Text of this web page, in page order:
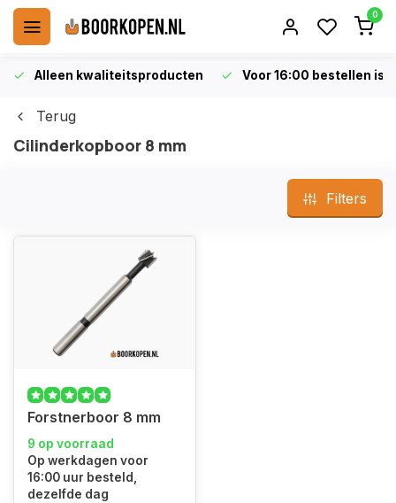
0
Alleen kwaliteitsproducten Voor 16:00 bestellen is
Terug
Cilinderkopboor 8 mm
Filters
Forstnerboor 8 mm
9 op voorraad
Op werkdagen voor
16:00 uur besteld,
dezelfde dag